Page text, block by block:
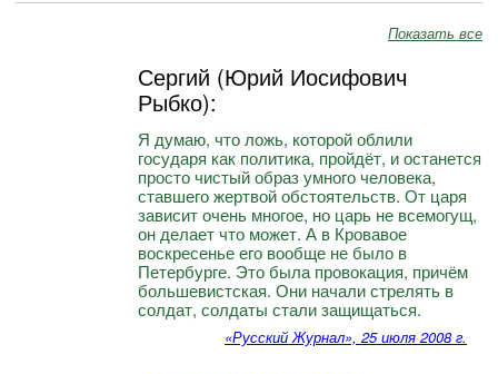
Показать все
Сергий (Юрий Иосифович
Рыбко):
Я думаю, что ложь, которой облили
государя как политика, пройдёт, и останется
просто чистый образ умного человека,
ставшего жертвой обстоятельств. От царя
зависит очень многое, но царь не всемогущ,
он делает что может. А в Кровавое
воскресенье его вообще не было в
Петербурге. Это была провокация, причём
большевистская. Они начали стрелять в
солдат, солдаты стали защищаться.
«Русский Журнал», 25 июля 2008 г.